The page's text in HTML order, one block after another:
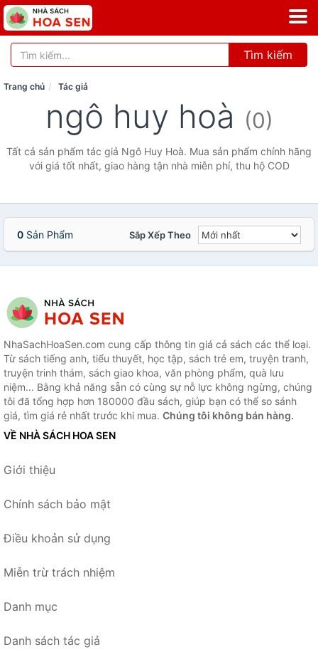
Tìm kiếm
Trang chủ Tác giả
ngô huy hoà (0)
Tất cả sản phẩm tác giả Ngô Huy Hoà. Mua sản phẩm chính hãng
với giá tốt nhất, giao hàng tận nhà miễn phí, thu hộ COD
0 Sản Phẩm Sắp Xếp Theo
NhaSachHoaSen.com cung cấp thông tin giá cả sách các thể loại.
Từ sách tiếng anh, tiểu thuyết, học tập, sách trẻ em, truyện tranh,
truyện trinh thám, sách giao khoa, văn phòng phẩm, quà lưu
niệm... Bằng khả năng sẵn có cùng sự nỗ lực không ngừng, chúng
tôi đã tổng hợp hơn 180000 đầu sách, giúp bạn có thể so sánh
giá, tìm giá rẻ nhất trước khi mua. Chúng tôi không bán hàng.
VỀ NHÀ SÁCH HOA SEN
Giới thiệu
Chính sách bảo mật
Điều khoản sử dụng
Miễn trừ trách nhiệm
Danh mục
Danh sách tác giả